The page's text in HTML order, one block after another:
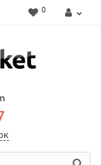
0